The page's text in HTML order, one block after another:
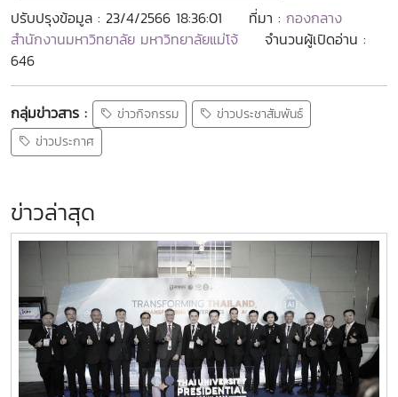
ปรับปรุงข้อมูล : 23/4/2566 18:36:01 ที่มา : กองกลาง
สำนักงานมหาวิทยาลัย มหาวิทยาลัยแม่โจ้
จำนวนผู้เปิดอ่าน :
646
กลุ่มข่าวสาร : ข่าวกิจกรรม
ข่าวประชาสัมพันธ์
ข่าวประกาศ
ข่าวล่าสุด